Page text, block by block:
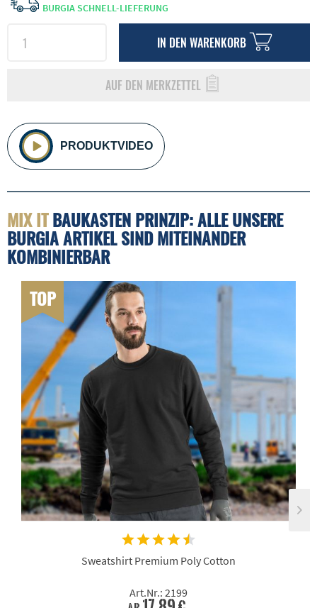
BURGIA SCHNELL-LIEFERUNG
IN DEN WARENKORB
AUF DEN MERKZETTEL
PRODUKTVIDEO
MIX ITBAUKASTEN PRINZIP: ALLE UNSERE
BURGIA ARTIKEL SIND MITEINANDER
KOMBINIERBAR
TOP
Sweatshirt Premium Poly Cotton
Art.Nr.: 2199